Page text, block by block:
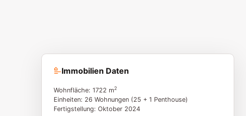
Immobilien Daten
Wohnfläche: 1722 m2
Einheiten: 26 Wohnungen (25 + 1 Penthouse)
Fertigstellung: Oktober 2024